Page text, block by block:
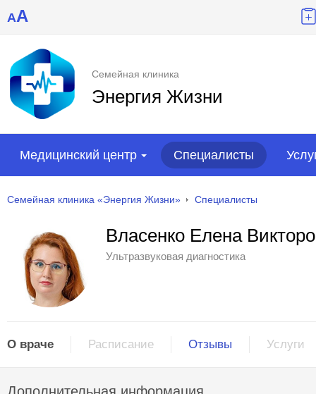
AA
Семейная клиника
Энергия Жизни
Медицинский центр Специалисты
Семейная клиника «Энергия Жизни» Специалисты
Власенко Елена
Ультразвуковая диагностика
О враче Расписание Отзывы Услуги